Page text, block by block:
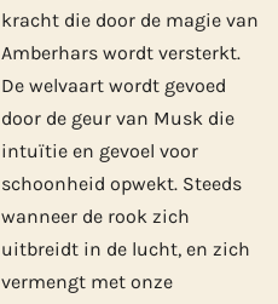
kracht die door de magie van
Amberhars wordt versterkt.
De welvaart wordt gevoed
door de geur van Musk die
intuïtie en gevoel voor
schoonheid opwekt. Steeds
wanneer de rook zich
uitbreidt in de lucht, en zich
vermengt met onze